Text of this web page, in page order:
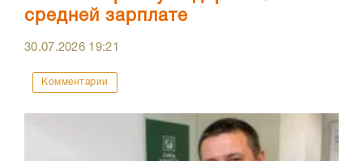
средней зарплате
30.07.2026 19:21
Комментарии